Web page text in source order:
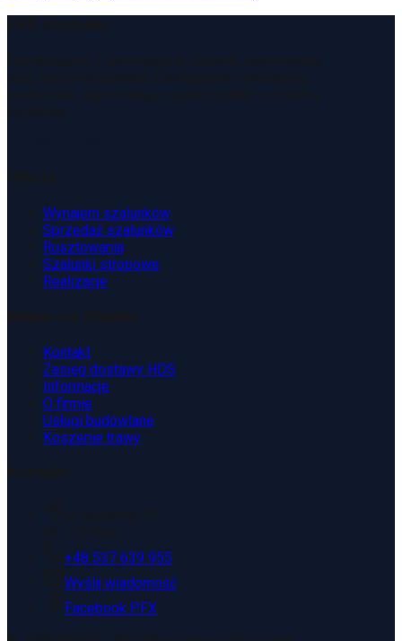
Wynajem szalunków
Sprzedaż szalunków
Rusztowania
Szalunki stropowe
Realizacje
Kontakt
Zasięg dostawy HDS
Informacje
O firmie
Usługi budowlane
Koszenie trawy
+48 537 639 955
Wyślij wiadomość
Facebook PFX